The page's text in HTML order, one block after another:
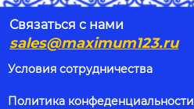
Связаться с нами
sales@maximum123.ru
Условия сотрудничества
Политика конфеденциальности